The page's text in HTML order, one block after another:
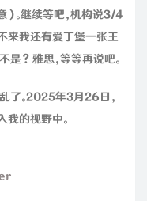
。继续等吧，机构说3/4
来我还有爱丁堡一张王
？雅思，等等再说吧。
了。2025年3月26日，
的视野中。